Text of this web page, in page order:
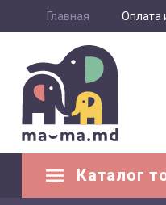
Главная Оплата
Каталог